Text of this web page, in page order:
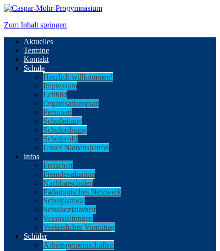
Zum Inhalt springen
Aktuelles
Termine
Kontakt
Schule
Herzlich willkommen!
Impressum
Leitbild
Organisationsplan
Personen
Schulleitung
Schulordnung
Schulprofil
Unser Namenspatron
Infos
Freiarbeit
Fremdevaluation
Nachbarschulen
Pädagogisches Netzwerk
Schulpastoral
Schulsozialarbeit
Veranstaltungen
Verlässlicher Vormittag
Schüler
Arbeitsgemeinschaften